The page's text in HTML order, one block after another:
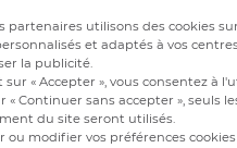
partenaires utilisons des cookies
et adaptés à vos
la publicité.
« Accepter », vous consentez à
« Continuer sans accepter », seuls
du site seront utilisés.
ou modifier vos préférences